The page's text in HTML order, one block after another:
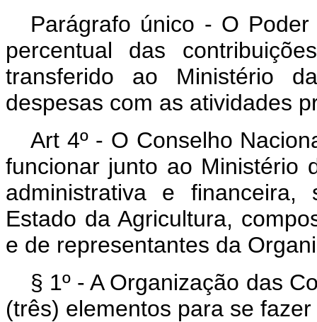
Parágrafo único - O
percentual das
transferido ao Ministério
despesas com as atividades
Art 4º - O Conselho
funcionar junto ao Ministério
administrativa e
Estado da Agricultura,
e de representantes da
§ 1º - A Organização das
(três) elementos para se